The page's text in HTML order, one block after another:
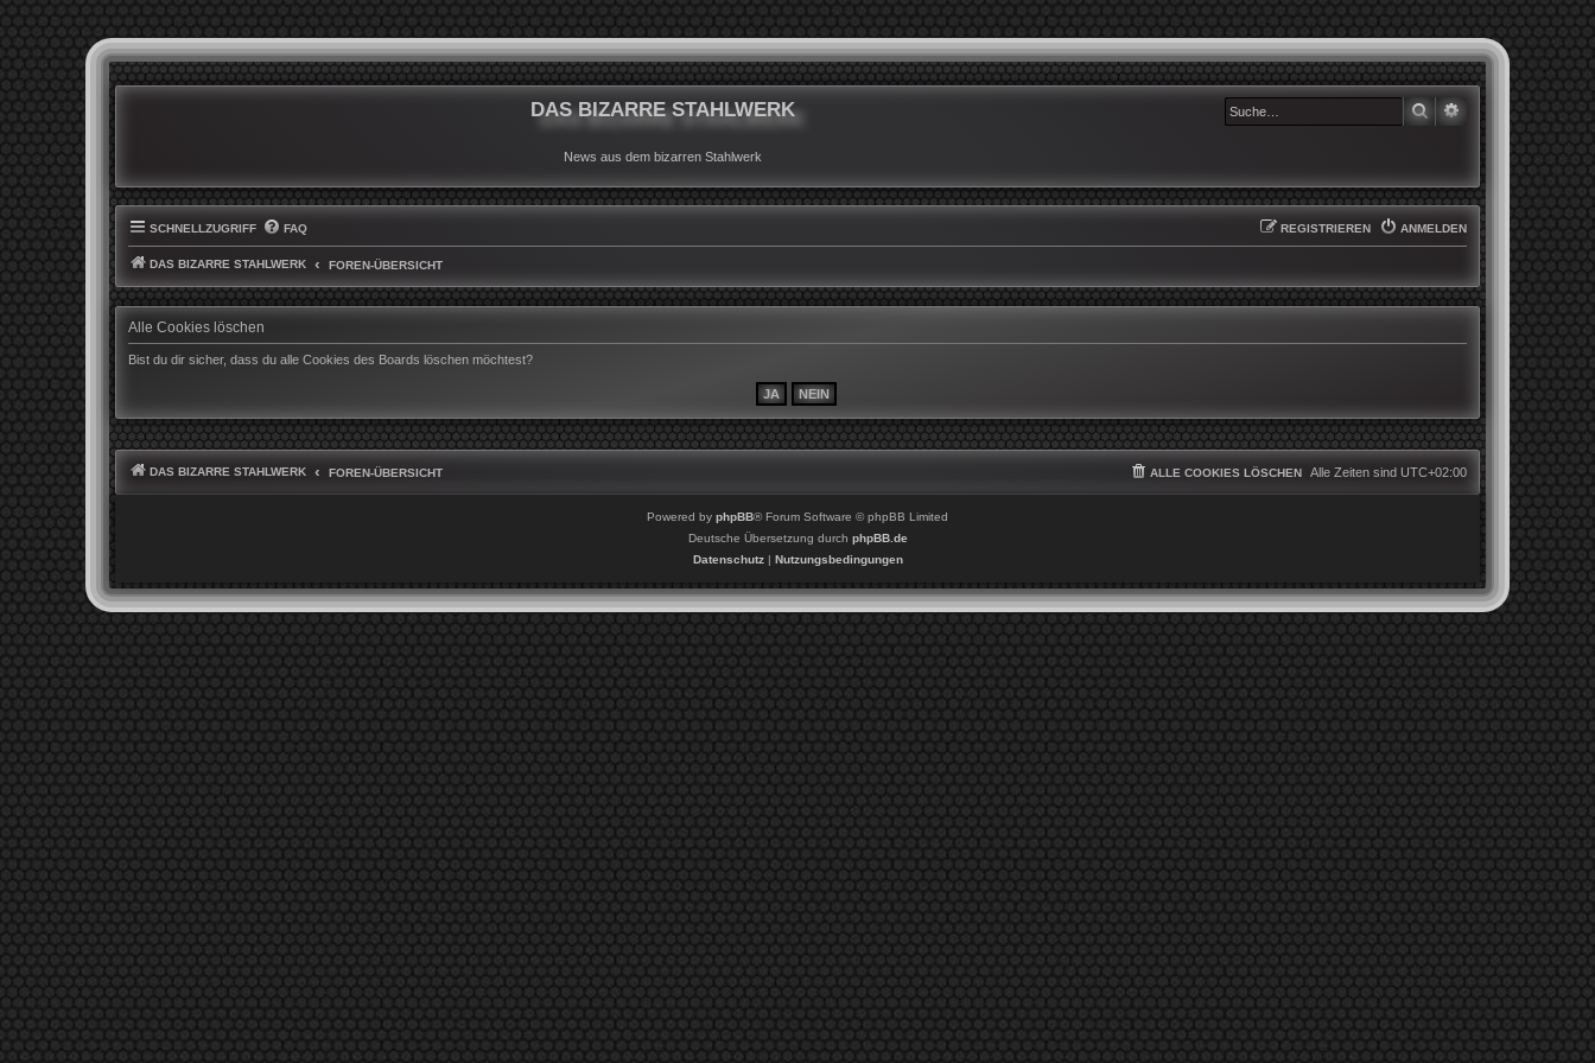
DAS BIZARRE STAHLWERK
News aus dem bizarren Stahlwerk
SUCHE
SCHNELLZUGRIFF FAQ ANMELDEN
REGISTRIEREN
DAS BIZARRE STAHLWERK FOREN-ÜBERSICHT
Alle Cookies löschen
Bist du dir sicher, dass du alle Cookies des Boards löschen möchtest?
DAS BIZARRE STAHLWERK FOREN-ÜBERSICHT Alle Zeiten sind UTC+02:00
ALLE COOKIES LÖSCHEN
Powered by phpBB® Forum Software © phpBB Limited
Deutsche Übersetzung durch phpBB.de
Datenschutz| Nutzungsbedingungen